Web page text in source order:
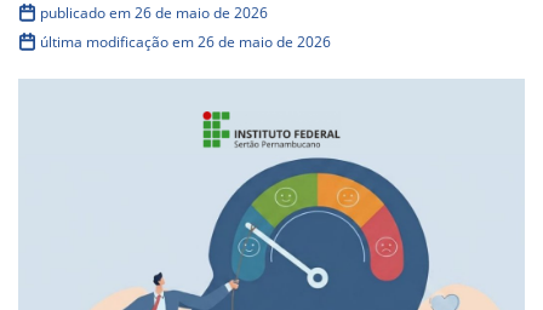
publicado em 26 de maio de 2026
última modificação em 26 de maio de 2026